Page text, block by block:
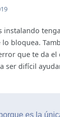
es la
instalando
bloquea.
que te da
ser difícil